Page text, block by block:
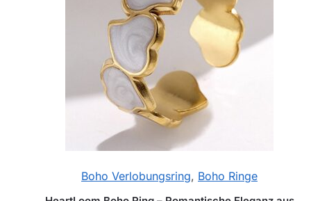
Boho Verlobungsring, Boho Ringe